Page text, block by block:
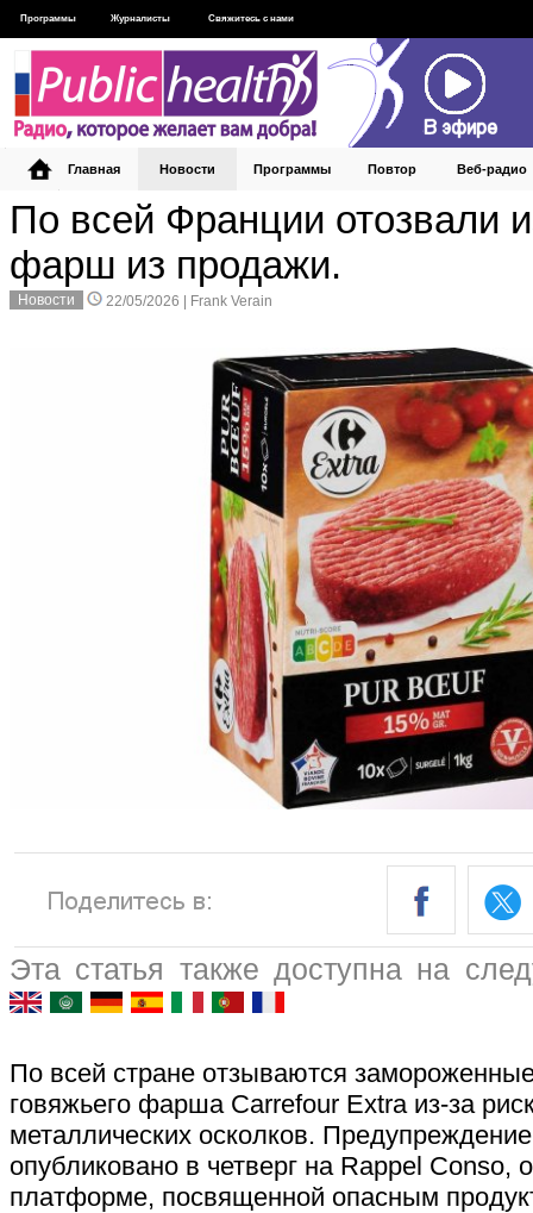
По всей Франции отозвали
фарш из продажи.
Новости 22/05/2026 | Frank Verain
Эта статья также доступна на
По всей стране отзываются
говяжьего фарша Carrefour Extra из-за
металлических осколков.
опубликовано в четверг на Rappel Conso,
платформе, посвященной опасным
Программы Журналисты Свяжитесь с нами
Главная Новости Программы Повтор Веб‑радио